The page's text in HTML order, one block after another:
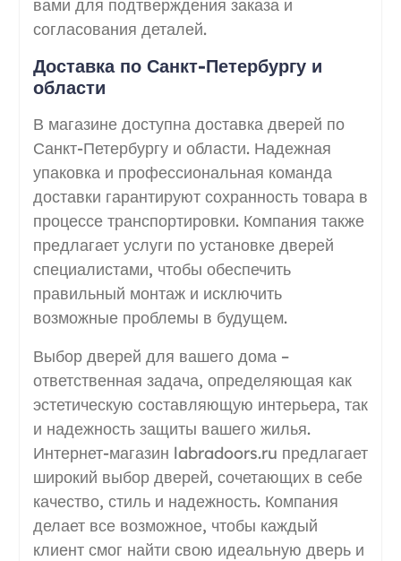
вами для подтверждения заказа и
согласования деталей.
Доставка по Санкт-Петербургу и
области
В магазине доступна доставка дверей по
Санкт-Петербургу и области. Надежная
упаковка и профессиональная команда
доставки гарантируют сохранность товара в
процессе транспортировки. Компания также
предлагает услуги по установке дверей
специалистами, чтобы обеспечить
правильный монтаж и исключить
возможные проблемы в будущем.
Выбор дверей для вашего дома –
ответственная задача, определяющая как
эстетическую составляющую интерьера, так
и надежность защиты вашего жилья.
Интернет-магазин labradoors.ru предлагает
широкий выбор дверей, сочетающих в себе
качество, стиль и надежность. Компания
делает все возможное, чтобы каждый
клиент смог найти свою идеальную дверь и